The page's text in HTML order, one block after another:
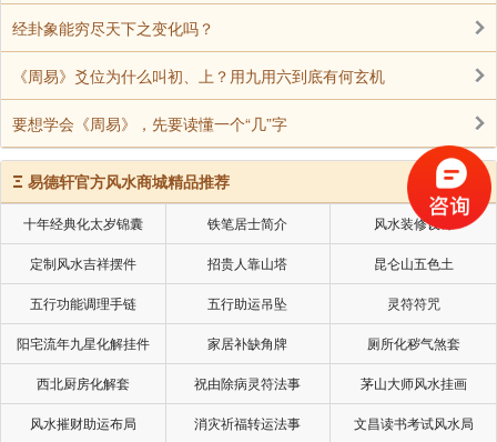
经卦象能穷尽天下之变化吗？
《周易》爻位为什么叫初、上？用九用六到底有何玄机
要想学会《周易》，先要读懂一个“几”字
Ξ 易德轩官方风水商城精品推荐
十年经典化太岁锦囊 铁笔居士简介 风水装修设计
定制风水吉祥摆件 招贵人靠山塔 昆仑山五色土
五行功能调理手链 五行助运吊坠 灵符符咒
阳宅流年九星化解挂件 家居补缺角牌 厕所化秽气煞套
西北厨房化解套 祝由除病灵符法事 茅山大师风水挂画
风水摧财助运布局 消灾祈福转运法事 文昌读书考试风水局